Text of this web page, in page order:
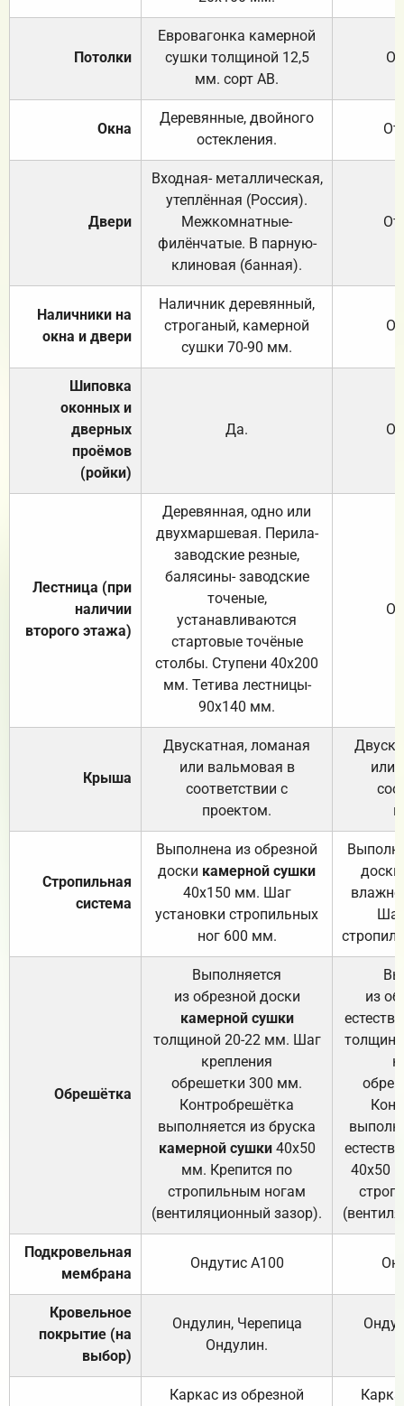
Потолки
Евровагонка камерной
сушки толщиной 12,5
мм. сорт АВ.
Окна
Деревянные, двойного
остекления.
Двери
Входная- металлическая,
утеплённая (Россия).
Межкомнатные-
филёнчатые. В парную-
клиновая (банная).
Наличники на
окна и двери
Наличник деревянный,
строганый, камерной
сушки 70-90 мм.
Шиповка
оконных и
дверных
проёмов
(ройки)
Да.
Лестница (при
наличии
второго этажа)
Деревянная, одно или
двухмаршевая. Перила-
заводские резные,
балясины- заводские
точеные,
устанавливаются
стартовые точёные
столбы. Ступени 40х200
мм. Тетива лестницы-
90х140 мм.
Крыша
Двускатная, ломаная
или вальмовая в
соответствии с
проектом.
или
Стропильная
система
Выполнена из обрезной
доски камерной сушки
40х150 мм. Шаг
установки стропильных
ног 600 мм.
доски
Обрешётка
Выполняется
из обрезной доски
камерной сушки
толщиной 20-22 мм. Шаг
крепления
обрешетки 300 мм.
Контробрешётка
выполняется из бруска
камерной сушки40х50
мм. Крепится по
стропильным ногам
(вентиляционный зазор).
из
40х50
Подкровельная
мембрана
Ондутис А100
Кровельное
покрытие (на
выбор)
Ондулин, Черепица
Ондулин.
Каркас из обрезной